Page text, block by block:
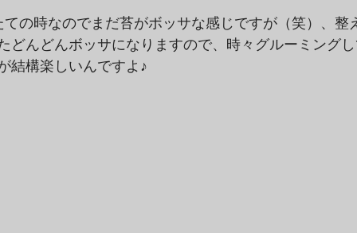
の時なのでまだ苔がボッサな感じですが（笑）、整
どんどんボッサになりますので、時々グルーミング
結構楽しいんですよ♪